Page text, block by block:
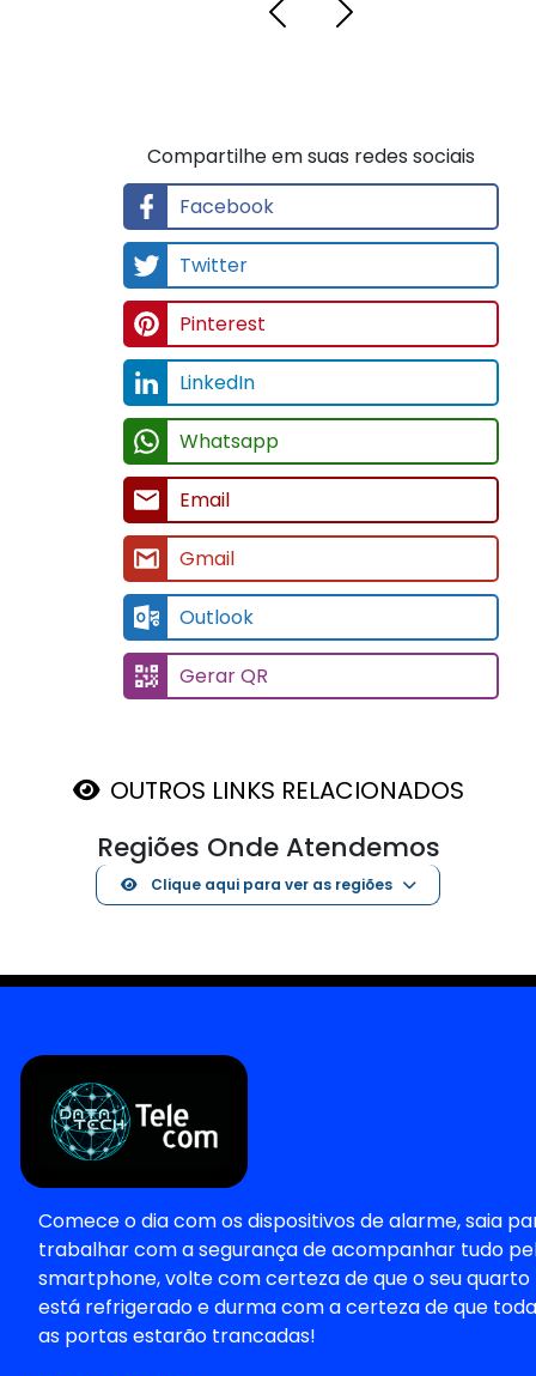
Compartilhe em suas redes sociais
Facebook
Twitter
Pinterest
LinkedIn
Whatsapp
Email
Gmail
Outlook
Gerar QR
OUTROS LINKS RELACIONADOS
Regiões Onde Atendemos
Clique aqui para ver as regiões
Comece o dia com os dispositivos de alarme, saia
trabalhar com a segurança de acompanhar tudo
smartphone, volte com certeza de que o seu quarto
está refrigerado e durma com a certeza de que
as portas estarão trancadas!